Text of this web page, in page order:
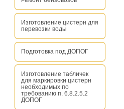
Изготовление цистерн для
перевозки воды
Подготовка под ДОПОГ
Изготовление табличек
для маркировки цистерн
необходимых по
требованию п. 6.8.2.5.2
ДОПОГ